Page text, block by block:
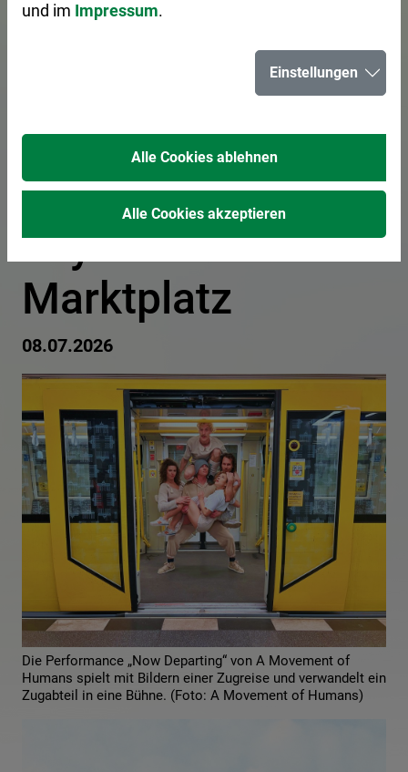
Straßentheater
„Now Departing“
kommt bei
„summer in the
city“ auf den
Marktplatz
08.07.2026
Die Performance „Now Departing“ von A Movement of
Humans spielt mit Bildern einer Zugreise und verwandelt ein
Zugabteil in eine Bühne. (Foto: A Movement of Humans)
und im Impressum.
Einstellungen
Alle Cookies ablehnen
Alle Cookies akzeptieren